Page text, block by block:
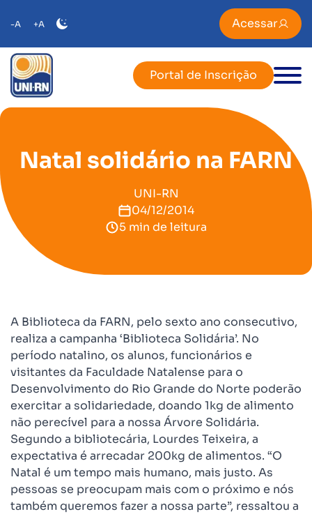
-A +A Acessar
Portal de Inscrição
Natal solidário na FARN
UNI-RN
04/12/2014
5 min de leitura
A Biblioteca da FARN, pelo sexto ano consecutivo,
realiza a campanha ‘Biblioteca Solidária’. No
período natalino, os alunos, funcionários e
visitantes da Faculdade Natalense para o
Desenvolvimento do Rio Grande do Norte poderão
exercitar a solidariedade, doando 1kg de alimento
não perecível para a nossa Árvore Solidária.
Segundo a bibliotecária, Lourdes Teixeira, a
expectativa é arrecadar 200kg de alimentos. “O
Natal é um tempo mais humano, mais justo. As
pessoas se preocupam mais com o próximo e nós
também queremos fazer a nossa parte”, ressaltou a